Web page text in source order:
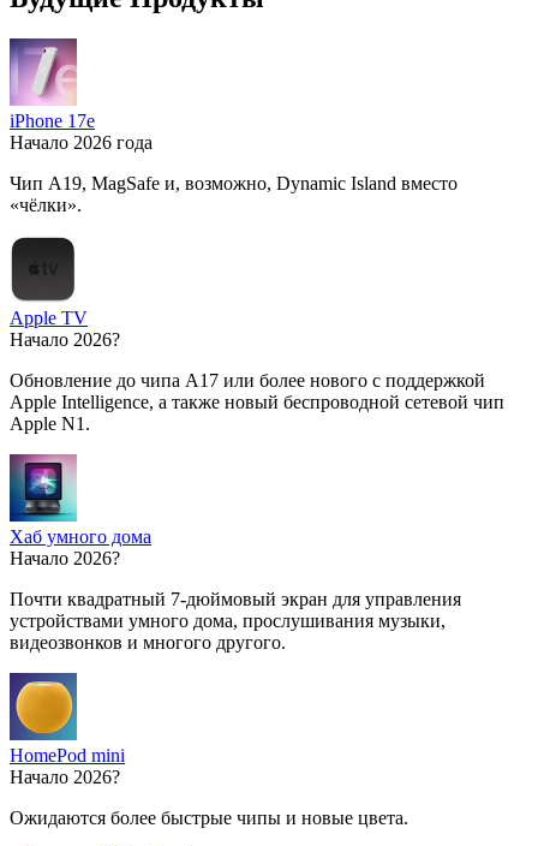
iPhone 17e
Начало 2026 года
Чип A19, MagSafe и, возможно, Dynamic Island вместо
«чёлки».
Apple TV
Начало 2026?
Обновление до чипа A17 или более нового с поддержкой
Apple Intelligence, а также новый беспроводной сетевой чип
Apple N1.
Хаб умного дома
Начало 2026?
Почти квадратный 7-дюймовый экран для управления
устройствами умного дома, прослушивания музыки,
видеозвонков и многого другого.
HomePod mini
Начало 2026?
Ожидаются более быстрые чипы и новые цвета.